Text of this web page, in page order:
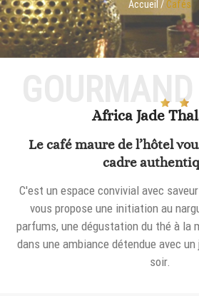
Accueil /Cafés
GOURMAND
Africa Jade
Le café maure de l’hôtel
cadre
C'est un espace convivial avec
vous propose une initiation au
parfums, une dégustation du thé à la
dans une ambiance détendue avec
soir.